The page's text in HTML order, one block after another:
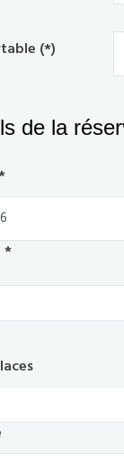
(*)
de la
*